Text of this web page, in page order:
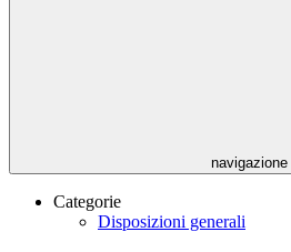
navigazione
Categorie
Disposizioni generali